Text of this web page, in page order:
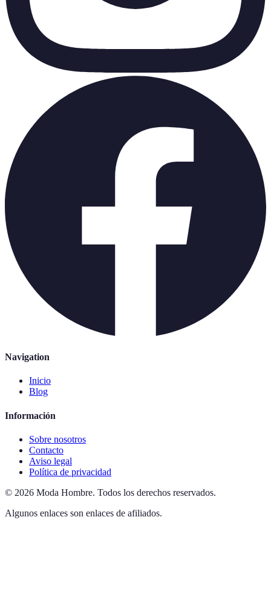
Navigation
Inicio
Blog
Información
Sobre nosotros
Contacto
Aviso legal
Política de privacidad
© 2026 Moda Hombre. Todos los derechos reservados.
Algunos enlaces son enlaces de afiliados.